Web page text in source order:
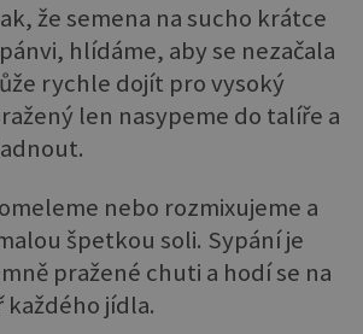
že semena na sucho krátce
hlídáme, aby se nezačala
rychle dojít pro vysoký
len nasypeme do talíře a
nebo rozmixujeme a
špetkou soli. Sypání je
pražené chuti a hodí se na
jídla.